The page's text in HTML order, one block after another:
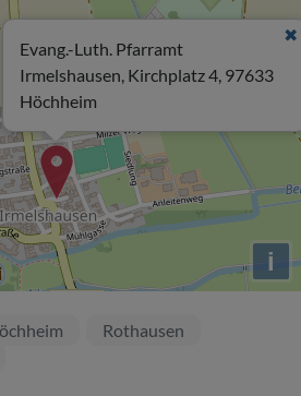
Evang.-Luth. Pfarramt
Irmelshausen, Kirchplatz 4, 97633
Höchheim
i
Rothausen